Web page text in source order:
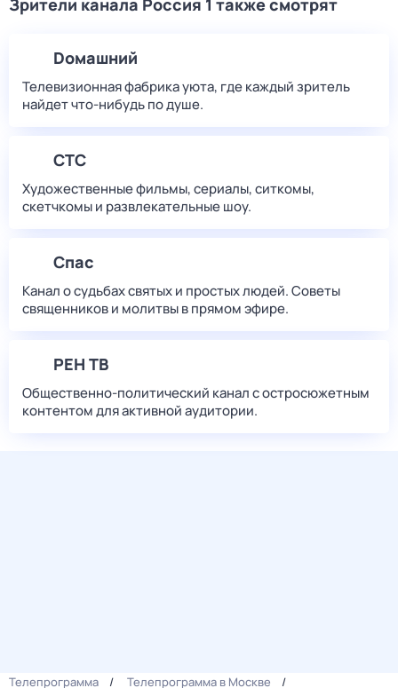
Зрители канала Россия 1 также смотрят
Dомашний
Телевизионная фабрика уюта, где каждый зритель
найдет что‑нибудь по душе.
СТС
Художественные фильмы, сериалы, ситкомы,
скетчкомы и развлекательные шоу.
Спас
Канал о судьбах святых и простых людей. Советы
священников и молитвы в прямом эфире.
РЕН ТВ
Общественно-политический канал с остросюжетным
контентом для активной аудитории.
Телепрограмма
Телепрограмма в Москве